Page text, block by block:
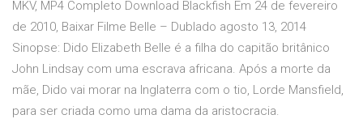
MKV, MP4 Completo Download Blackfish Em 24 de fevereiro
de 2010, Baixar Filme Belle – Dublado agosto 13, 2014
Sinopse: Dido Elizabeth Belle é a filha do capitão britânico
John Lindsay com uma escrava africana. Após a morte da
mãe, Dido vai morar na Inglaterra com o tio, Lorde Mansfield,
para ser criada como uma dama da aristocracia.